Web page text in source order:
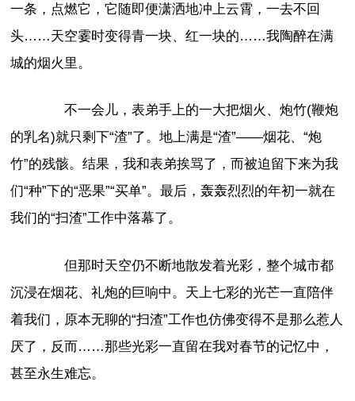
一条，点燃它，它随即便潇洒地冲上云霄，一去不回
头……天空霎时变得青一块、红一块的……我陶醉在满
城的烟火里。
不一会儿，表弟手上的一大把烟火、炮竹(鞭炮
的乳名)就只剩下“渣”了。地上满是“渣”——烟花、“炮
竹”的残骸。结果，我和表弟挨骂了，而被迫留下来为我
们“种”下的“恶果”“买单”。最后，轰轰烈烈的年初一就在
我们的“扫渣”工作中落幕了。
但那时天空仍不断地散发着光彩，整个城市都
沉浸在烟花、礼炮的巨响中。天上七彩的光芒一直陪伴
着我们，原本无聊的“扫渣”工作也仿佛变得不是那么惹人
厌了，反而……那些光彩一直留在我对春节的记忆中，
甚至永生难忘。